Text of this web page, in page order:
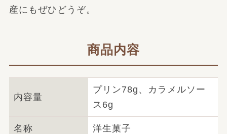
産にもぜひどうぞ。
商品内容
内容量
プリン78g、カラメルソー
ス6g
名称 洋生菓子